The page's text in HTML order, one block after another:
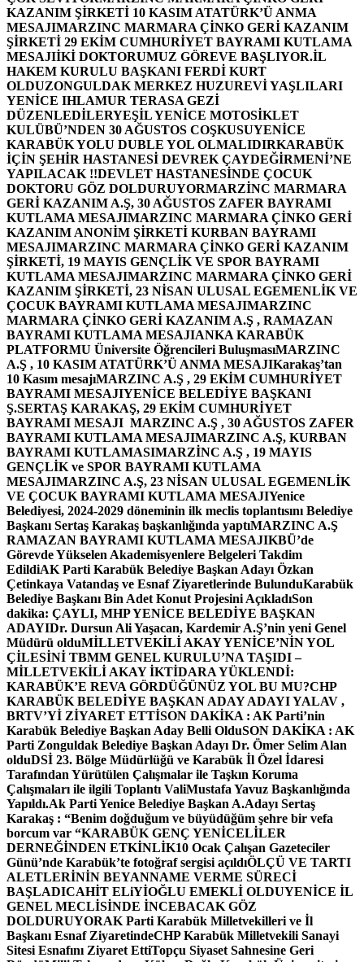
KAZANIM ŞİRKETİ 10 KASIM ATATÜRK’Ü ANMA
MESAJIMARZINC MARMARA ÇİNKO GERİ KAZANIM
ŞİRKETİ 29 EKİM CUMHURİYET BAYRAMI KUTLAMA
MESAJIİKİ DOKTORUMUZ GÖREVE BAŞLIYOR.İL
HAKEM KURULU BAŞKANI FERDİ KURT
OLDUZONGULDAK MERKEZ HUZUREVİ YAŞLILARI
YENİCE IHLAMUR TERASA GEZİ
DÜZENLEDİLERYEŞİL YENİCE MOTOSİKLET
KULÜBÜ’NDEN 30 AĞUSTOS COŞKUSUYENİCE
KARABÜK YOLU DUBLE YOL OLMALIDIRKARABÜK
İÇİN ŞEHİR HASTANESİ DEVREK ÇAYDEĞİRMENİ’NE
YAPILACAK !!DEVLET HASTANESİNDE ÇOCUK
DOKTORU GÖZ DOLDURUYORMARZİNC MARMARA
GERİ KAZANIM A.Ş, 30 AĞUSTOS ZAFER BAYRAMI
KUTLAMA MESAJIMARZINC MARMARA ÇİNKO GERİ
KAZANIM ANONİM ŞİRKETİ KURBAN BAYRAMI
MESAJIMARZINC MARMARA ÇİNKO GERİ KAZANIM
ŞİRKETİ, 19 MAYIS GENÇLİK VE SPOR BAYRAMI
KUTLAMA MESAJIMARZINC MARMARA ÇİNKO GERİ
KAZANIM ŞİRKETİ, 23 NİSAN ULUSAL EGEMENLİK VE
ÇOCUK BAYRAMI KUTLAMA MESAJIMARZINC
MARMARA ÇİNKO GERİ KAZANIM A.Ş , RAMAZAN
BAYRAMI KUTLAMA MESAJIANKA KARABÜK
PLATFORMU Üniversite Öğrencileri BuluşmasıMARZINC
A.Ş , 10 KASIM ATATÜRK’Ü ANMA MESAJIKarakaş’tan
10 Kasım mesajıMARZINC A.Ş , 29 EKİM CUMHURİYET
BAYRAMI MESAJIYENİCE BELEDİYE BAŞKANI
Ş.SERTAŞ KARAKAŞ, 29 EKİM CUMHURİYET
BAYRAMI MESAJI MARZINC A.Ş , 30 AĞUSTOS ZAFER
BAYRAMI KUTLAMA MESAJIMARZINC A.Ş, KURBAN
BAYRAMI KUTLAMASIMARZİNC A.Ş , 19 MAYIS
GENÇLİK ve SPOR BAYRAMI KUTLAMA
MESAJIMARZINC A.Ş, 23 NİSAN ULUSAL EGEMENLİK
VE ÇOCUK BAYRAMI KUTLAMA MESAJIYenice
Belediyesi, 2024-2029 döneminin ilk meclis toplantısını Belediye
Başkanı Sertaş Karakaş başkanlığında yaptıMARZINC A.Ş
RAMAZAN BAYRAMI KUTLAMA MESAJIKBÜ’de
Görevde Yükselen Akademisyenlere Belgeleri Takdim
EdildiAK Parti Karabük Belediye Başkan Adayı Özkan
Çetinkaya Vatandaş ve Esnaf Ziyaretlerinde BulunduKarabük
Belediye Başkanı Bin Adet Konut Projesini AçıkladıSon
dakika: ÇAYLI, MHP YENİCE BELEDİYE BAŞKAN
ADAYIDr. Dursun Ali Yaşacan, Kardemir A.Ş’nin yeni Genel
Müdürü olduMİLLETVEKİLİ AKAY YENİCE’NİN YOL
ÇİLESİNİ TBMM GENEL KURULU’NA TAŞIDI –
MİLLETVEKİLİ AKAY İKTİDARA YÜKLENDİ:
KARABÜK’E REVA GÖRDÜĞÜNÜZ YOL BU MU?CHP
KARABÜK BELEDİYE BAŞKAN ADAY ADAYI YALAV ,
BRTV’Yİ ZİYARET ETTİSON DAKİKA : AK Parti’nin
Karabük Belediye Başkan Aday Belli OlduSON DAKİKA : AK
Parti Zonguldak Belediye Başkan Adayı Dr. Ömer Selim Alan
olduDSİ 23. Bölge Müdürlüğü ve Karabük İl Özel İdaresi
Tarafından Yürütülen Çalışmalar ile Taşkın Koruma
Çalışmaları ile ilgili Toplantı ValiMustafa Yavuz Başkanlığında
Yapıldı.Ak Parti Yenice Belediye Başkan A.Adayı Sertaş
Karakaş : “Benim doğduğum ve büyüdüğüm şehre bir vefa
borcum var “KARABÜK GENÇ YENİCELİLER
DERNEĞİNDEN ETKİNLİK10 Ocak Çalışan Gazeteciler
Günü’nde Karabük’te fotoğraf sergisi açıldıÖLÇÜ VE TARTI
ALETLERİNİN BEYANNAME VERME SÜRECİ
BAŞLADICAHİT ELiYİOĞLU EMEKLİ OLDUYENİCE İL
GENEL MECLİSİNDE İNCEBACAK GÖZ
DOLDURUYORAK Parti Karabük Milletvekilleri ve İl
Başkanı Esnaf ZiyaretindeCHP Karabük Milletvekili Sanayi
Sitesi Esnafını Ziyaret EttiTopçu Siyaset Sahnesine Geri